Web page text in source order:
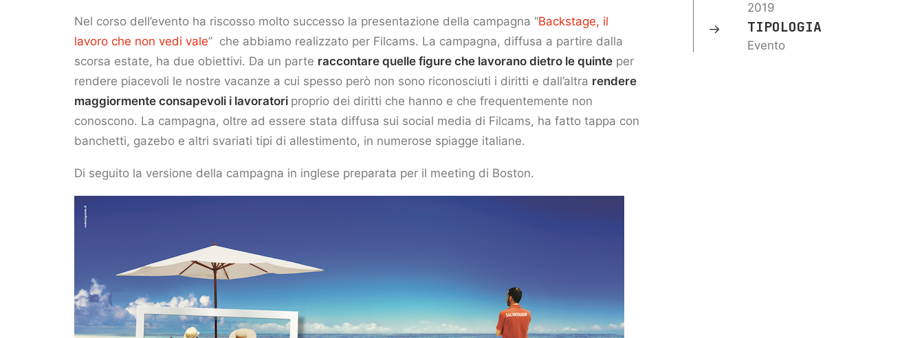
Nel corso dell’evento ha riscosso molto successo la presentazione della campagna “Backstage, il
lavoro che non vedi vale” che abbiamo realizzato per Filcams. La campagna, diffusa a partire dalla
scorsa estate, ha due obiettivi. Da un parte raccontare quelle figure che lavorano dietro le quinte per
rendere piacevoli le nostre vacanze a cui spesso però non sono riconosciuti i diritti e dall’altra rendere
maggiormente consapevoli i lavoratori proprio dei diritti che hanno e che frequentemente non
conoscono. La campagna, oltre ad essere stata diffusa sui social media di Filcams, ha fatto tappa con
banchetti, gazebo e altri svariati tipi di allestimento, in numerose spiagge italiane.
Di seguito la versione della campagna in inglese preparata per il meeting di Boston.
2019
TIPOLOGIA
Evento